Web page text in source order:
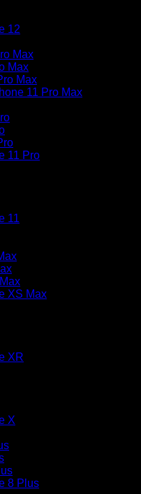
12
Max
Max
Max
11 Pro Max
11 Pro
11
XS Max
XR
X
8 Plus